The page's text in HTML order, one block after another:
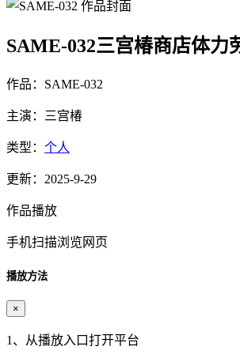
SAME-032三宫椿商店体力
作品：SAME-032
主演：三宫椿
类型： 个人
更新：2025-9-29
作品播放
手机扫描浏览网页
播放方法
×
1、从播放入口打开平台